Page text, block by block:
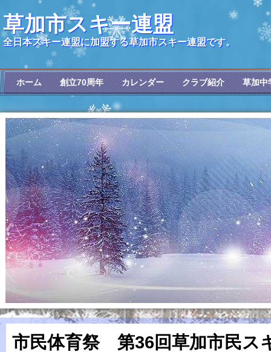
草加市スキー連盟
全日本スキー連盟に加盟する草加市スキー連盟です。
ホーム 創立70周年 カレンダー クラブ紹介 草加中
市民体育祭 第36回草加市民ス